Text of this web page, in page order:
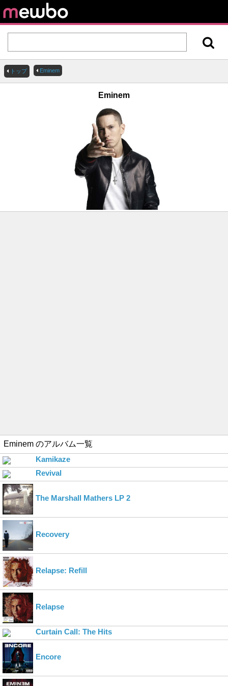
トップ Eminem
Eminem
Eminem のアルバム一覧
Kamikaze
Revival
The Marshall Mathers LP 2
Recovery
Relapse: Refill
Relapse
Curtain Call: The Hits
Encore